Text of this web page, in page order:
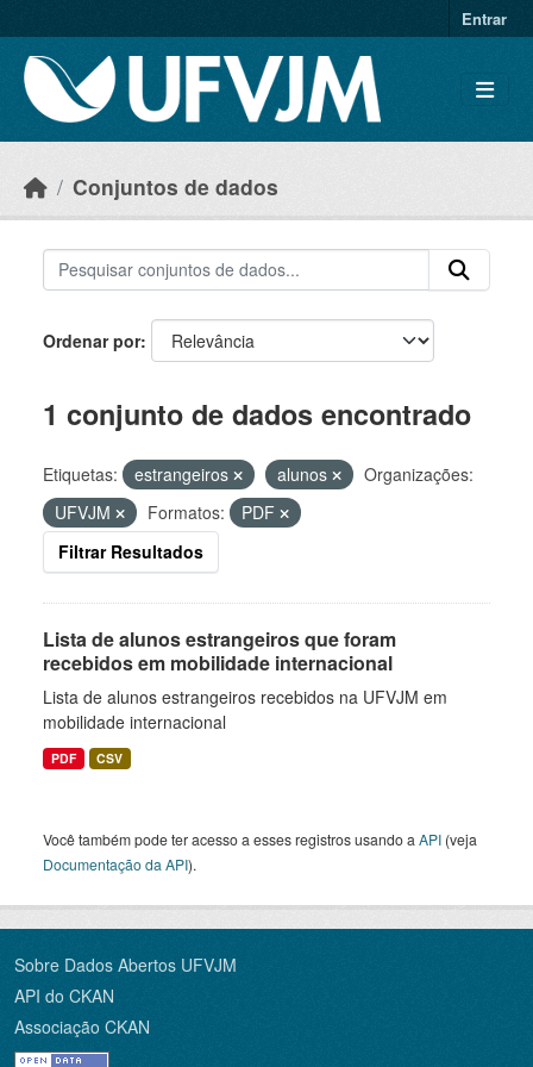
Entrar
Conjuntos de dados
Ordenar por
1 conjunto de dados encontrado
Etiquetas: estrangeiros alunos
Organizações:
UFVJM
Formatos:
PDF
Filtrar Resultados
Lista de alunos estrangeiros que foram
recebidos em mobilidade internacional
Lista de alunos estrangeiros recebidos na UFVJM em
mobilidade internacional
PDF CSV
Você também pode ter acesso a esses registros usando a API (veja
Documentação da API).
Sobre Dados Abertos UFVJM
API do CKAN
Associação CKAN